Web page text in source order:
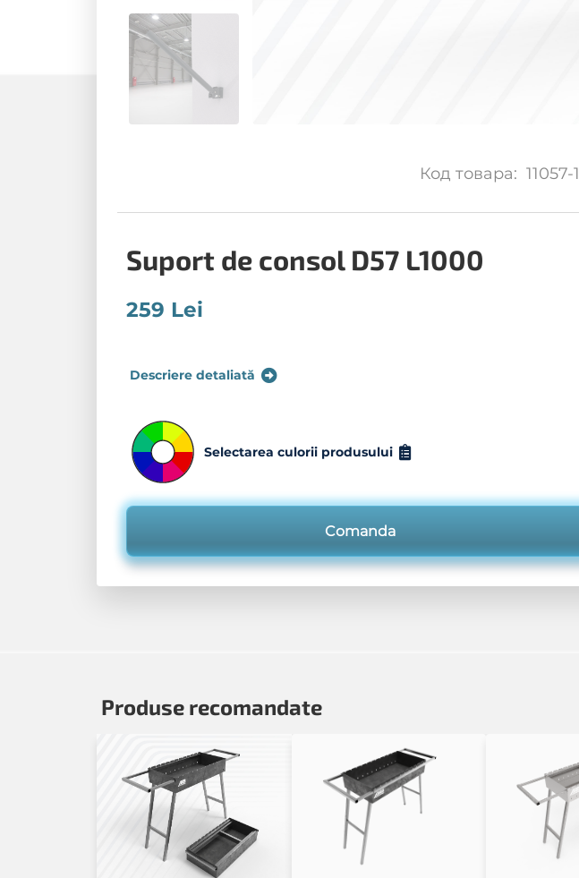
Код товара: 11057-1
Suport de consol D57 L1000
259 Lei
Descriere detaliată
Selectarea culorii produsului
Comanda
Produse recomandate